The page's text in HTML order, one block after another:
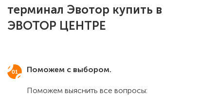
терминал Эвотор купить в
ЭВОТОР ЦЕНТРЕ
Поможем с выбором.
Поможем выяснить все вопросы: